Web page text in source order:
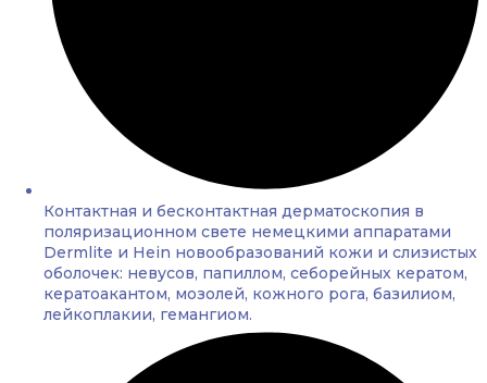
Контактная и бесконтактная дерматоскопия в
поляризационном свете немецкими аппаратами
Dermlite и Hein новообразований кожи и слизистых
оболочек: невусов, папиллом, себорейных кератом,
кератоакантом, мозолей, кожного рога, базилиом,
лейкоплакии, гемангиом.